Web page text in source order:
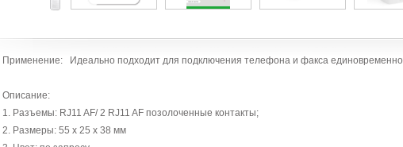
Применение: Идеально подходит для подключения телефона и факса единовременно
Описание:
1. Разъемы: RJ11 AF/ 2 RJ11 AF позолоченные контакты;
2. Размеры: 55 х 25 х 38 мм